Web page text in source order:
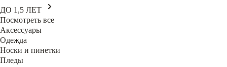
ДО 1,5 ЛЕТ
Посмотреть все
Аксессуары
Одежда
Носки и пинетки
Пледы